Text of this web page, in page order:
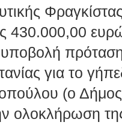
Φραγκίστας
430.000,00
υποβολή
για το
(ο Δήμος
ολοκλήρωση